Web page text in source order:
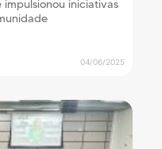
iniciativas
04/06/2025